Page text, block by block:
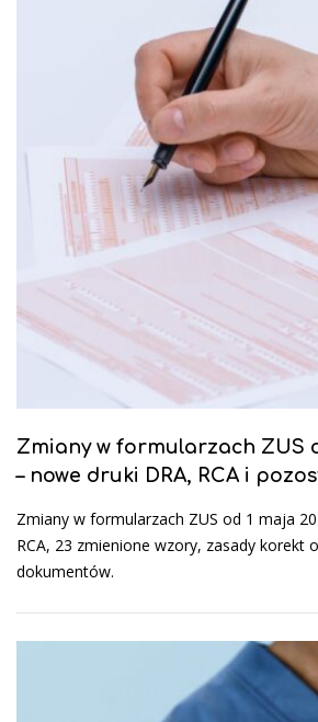
Zmiany w formularzach ZUS
– nowe druki DRA, RCA i
Zmiany w formularzach ZUS od 1 maja
RCA, 23 zmienione wzory, zasady korekt
dokumentów.